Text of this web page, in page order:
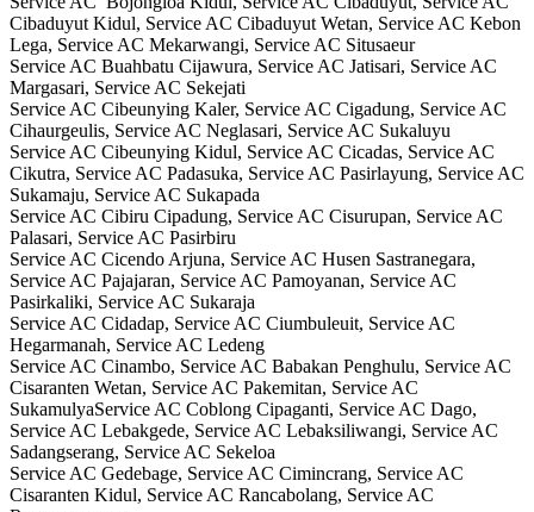
Cibaduyut Kidul, Service AC Cibaduyut Wetan, Service AC Kebon
Lega, Service AC Mekarwangi, Service AC Situsaeur
Service AC Buahbatu Cijawura, Service AC Jatisari, Service AC
Margasari, Service AC Sekejati
Service AC Cibeunying Kaler, Service AC Cigadung, Service AC
Cihaurgeulis, Service AC Neglasari, Service AC Sukaluyu
Service AC Cibeunying Kidul, Service AC Cicadas, Service AC
Cikutra, Service AC Padasuka, Service AC Pasirlayung, Service AC
Sukamaju, Service AC Sukapada
Service AC Cibiru Cipadung, Service AC Cisurupan, Service AC
Palasari, Service AC Pasirbiru
Service AC Cicendo Arjuna, Service AC Husen Sastranegara,
Service AC Pajajaran, Service AC Pamoyanan, Service AC
Pasirkaliki, Service AC Sukaraja
Service AC Cidadap, Service AC Ciumbuleuit, Service AC
Hegarmanah, Service AC Ledeng
Service AC Cinambo, Service AC Babakan Penghulu, Service AC
Cisaranten Wetan, Service AC Pakemitan, Service AC
SukamulyaService AC Coblong Cipaganti, Service AC Dago,
Service AC Lebakgede, Service AC Lebaksiliwangi, Service AC
Sadangserang, Service AC Sekeloa
Service AC Gedebage, Service AC Cimincrang, Service AC
Cisaranten Kidul, Service AC Rancabolang, Service AC